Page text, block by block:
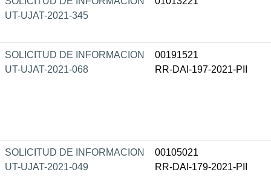
UT-UJAT-2021-345
SOLICITUD DE INFORMACION
UT-UJAT-2021-068
00191521
RR-DAI-197-2021-PII
SOLICITUD DE INFORMACION
UT-UJAT-2021-049
00105021
RR-DAI-179-2021-PII